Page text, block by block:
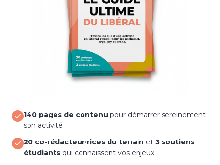
140 pages de contenu pour démarrer sereinement
son activité
20 co-rédacteur·rices du terrain et 3 soutiens
étudiants qui connaissent vos enjeux